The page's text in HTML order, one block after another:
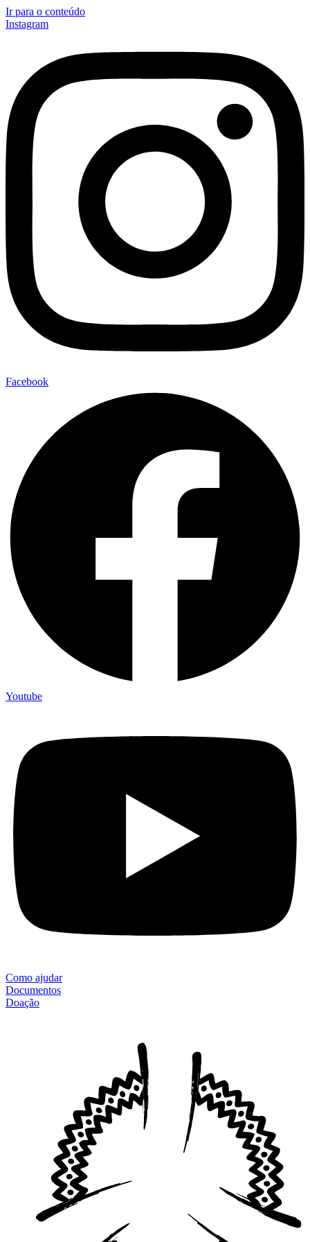
Ir para o conteúdo
Instagram
Facebook
Youtube
Como ajudar
Documentos
Doação